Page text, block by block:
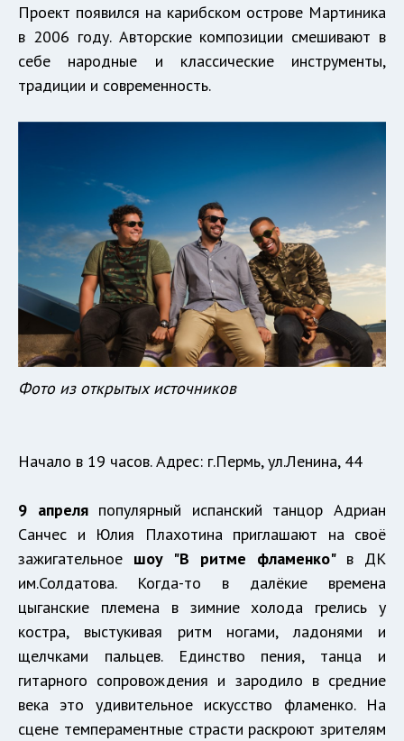
Проект появился на карибском острове Мартиника
в 2006 году. Авторские композиции смешивают в
себе народные и классические инструменты,
традиции и современность.
Фото из открытых источников
Начало в 19 часов. Адрес: г.Пермь, ул.Ленина, 44
9 апреляпопулярный испанский танцор Адриан
Санчес и Юлия Плахотина приглашают на своё
зажигательное шоу "В ритме фламенко"в ДК
им.Солдатова. Когда-то в далёкие времена
цыганские племена в зимние холода грелись у
костра, выстукивая ритм ногами, ладонями и
щелчками пальцев. Единство пения, танца и
гитарного сопровождения и зародило в средние
века это удивительное искусство фламенко. На
сцене темпераментные страсти раскроют зрителям